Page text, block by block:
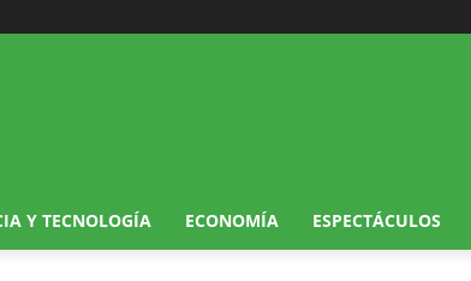
Y TECNOLOGÍA ECONOMÍA ESPECTÁCULOS